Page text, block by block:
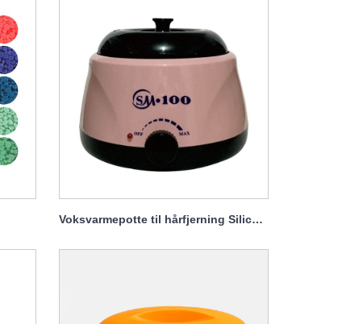
Voksvarmepotte til hårfjerning Silicagel